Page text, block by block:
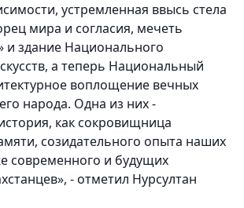
устремленная ввысь стела
мира и согласия, мечеть
и здание Национального
а теперь Национальный
воплощение вечных
народа. Одна из них -
как сокровищница
созидательного опыта наших
современного и будущих
- отметил Нурсултан